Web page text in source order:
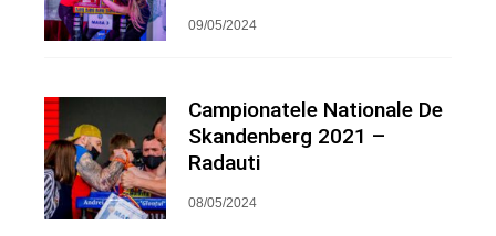
09/05/2024
Campionatele Nationale De
Skandenberg 2021 –
Radauti
08/05/2024